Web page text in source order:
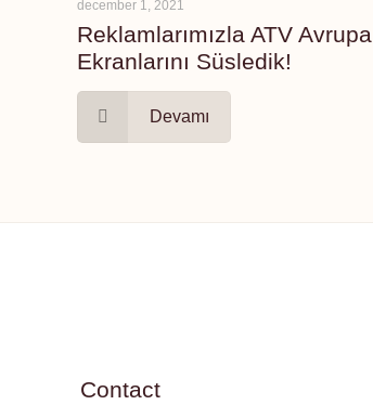
december 1, 2021
Reklamlarımızla ATV Avrupa
Ekranlarını Süsledik!
Devamı
Contact